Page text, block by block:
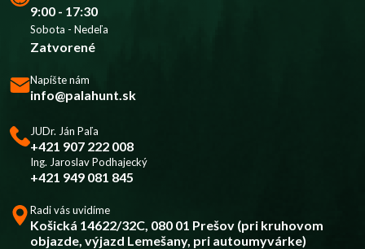
9:00 - 17:30
Sobota - Nedeľa
Zatvorené
Napíšte nám
info@palahunt.sk
JUDr. Ján Paľa
+421 907 222 008
Ing. Jaroslav Podhajecký
+421 949 081 845
Radi vás uvidíme
Košická 14622/32C, 080 01 Prešov (pri kruhovom
objazde, výjazd Lemešany, pri autoumyvárke)